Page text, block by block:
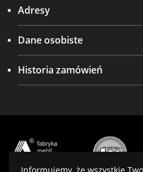
Adresy
Dane osobiste
Historia zamówień